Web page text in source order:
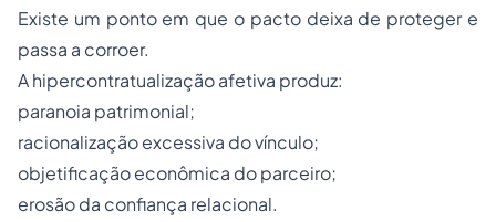
Existe um ponto em que o pacto deixa de proteger e
passa a corroer.
A hipercontratualização afetiva produz:
paranoia patrimonial;
racionalização excessiva do vínculo;
objetificação econômica do parceiro;
erosão da confiança relacional.